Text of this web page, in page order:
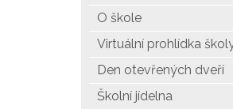
O škole
Virtuální prohlídka
Den otevřených dveří
Školní jídelna